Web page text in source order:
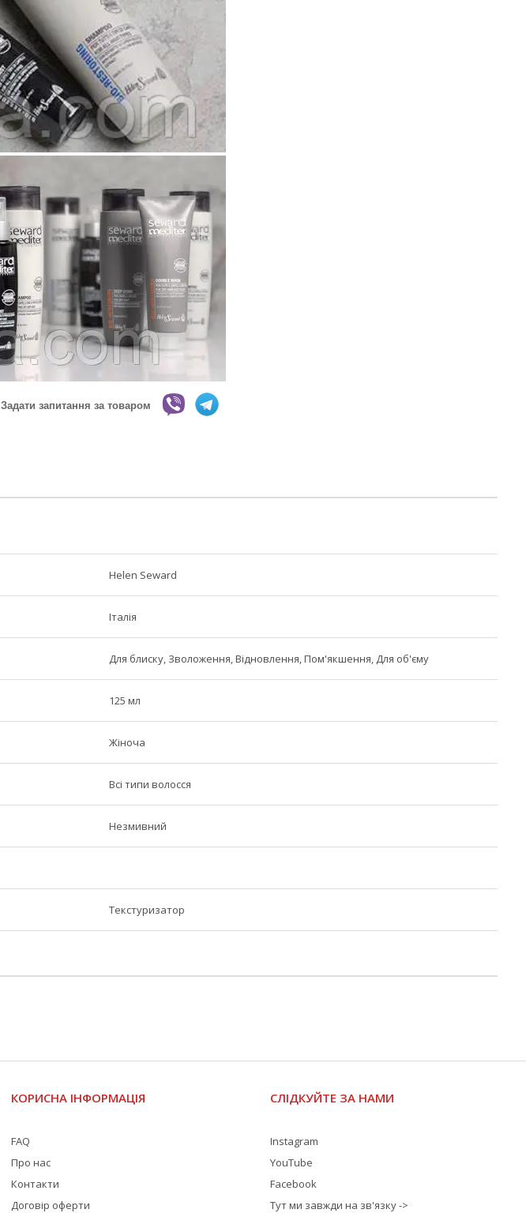
Задати запитання за товаром
Helen Seward
Італія
Для блиску, Зволоження, Відновлення, Пом'якшення, Для об'єму
125 мл
Жіноча
Всі типи волосся
Незмивний
Текстуризатор
КОРИСНА ІНФОРМАЦІЯ
FAQ
Про нас
Контакти
Договір оферти
СЛІДКУЙТЕ ЗА НАМИ
Instagram
YouTube
Facebook
Тут ми завжди на зв'язку ->